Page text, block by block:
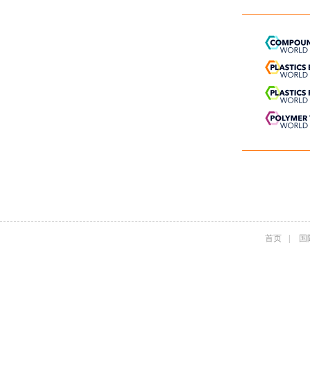
首页 | 国